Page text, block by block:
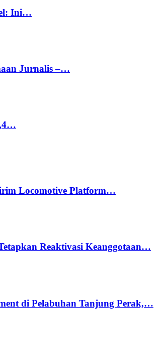
Ini…
Jurnalis –…
Locomotive Platform…
Reaktivasi Keanggotaan…
di Pelabuhan Tanjung Perak,…